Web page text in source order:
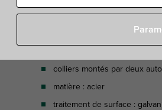
Caractéristiques
colliers montés par deux
matière : acier
traitement de surface :